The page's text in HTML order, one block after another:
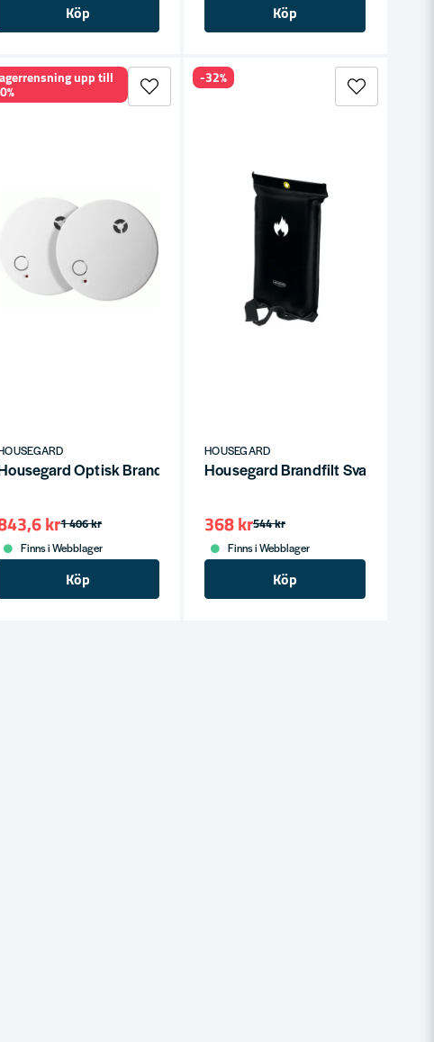
Köp Köp
Optisk Brandvarnare Trådlös
1 406 kr
kr
Finns i Webblager
Köp
upp till
HOUSEGARD
Housegard Brandfilt Svart
544 kr
368 kr
Finns i Webblager
Köp
-32%